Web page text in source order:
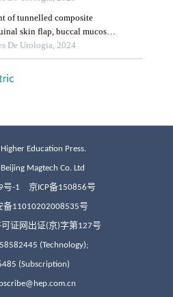
Education Press.
Magtech Co. Ltd
号-1 京ICP备150856号
备11010202008535号
证网出证(京)字第127号
(Technology);
(Subscription)